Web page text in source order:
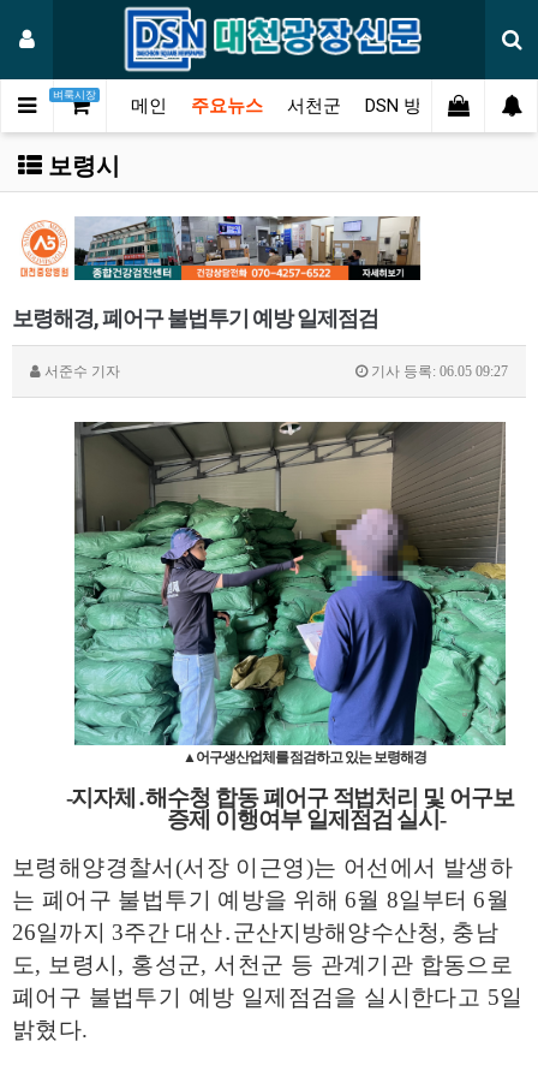
벼룩시장
메인 주요뉴스 서천군 DSN 방송 오피니언
보령시
보령해경, 폐어구 불법투기 예방 일제점검
서준수 기자 기사 등록: 06.05 09:27
▲어구생산업체를 점검하고 있는 보령해경
-지자체 ․해수청 합동 폐어구 적법처리 및 어구보
증제 이행여부 일제점검 실시-
보령해양경찰서 (서장 이근영)는 어선에서 발생하
는 폐어구 불법투기 예방을 위해6월 8일부터6월
26일까지 3주간 대산․군산지방해양수산청, 충남
도, 보령시 , 홍성군, 서천군 등 관계기관 합동으로
폐어구 불법투기 예방 일제점검을 실시한다고 5일
밝혔다.